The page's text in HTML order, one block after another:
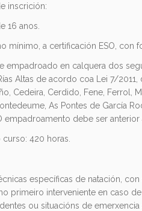
inscrición:
16 anos.
mínimo, a certificación ESO, con
empadroado en calquera dos
Altas de acordo coa Lei 7/
Cedeira, Cerdido, Fene, Ferrol,
As Pontes de García
empadroamento debe ser anterior
curso: 420 horas.
específicas de natación, con
primeiro interveniente en caso
ou situacións de